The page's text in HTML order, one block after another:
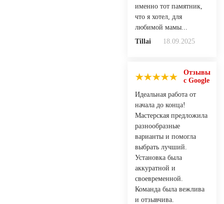
именно тот памятник,
что я хотел, для
любимой мамы...
Tillai
18.09.2025
Отзывы
с Google
Идеальная работа от
начала до конца!
Mастерская предложила
разнообразные
варианты и помогла
выбрать лучший.
Установка была
аккуратной и
своевременной.
Команда была вежлива
и отзывчива.